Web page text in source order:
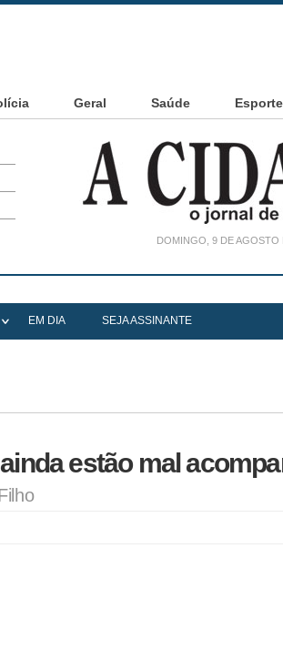
Geral Saúde Esporte
DOMINGO, 9 DE AGOSTO
Menoia Cesarin
EM DIA SEJA ASSINANTE
estão mal